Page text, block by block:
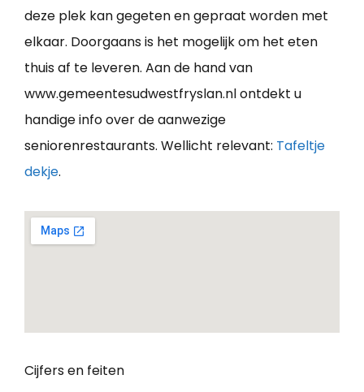
deze plek kan gegeten en gepraat worden met
elkaar. Doorgaans is het mogelijk om het eten
thuis af te leveren. Aan de hand van
www.gemeentesudwestfryslan.nl ontdekt u
handige info over de aanwezige
seniorenrestaurants. Wellicht relevant: Tafeltje
dekje.
Cijfers en feiten